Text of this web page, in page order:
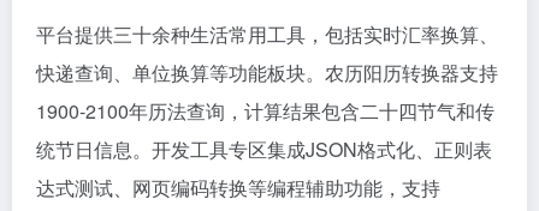
平台提供三十余种生活常用工具，包括实时汇率换算、
快递查询、单位换算等功能板块。农历阳历转换器支持
1900-2100年历法查询，计算结果包含二十四节气和传
统节日信息。开发工具专区集成JSON格式化、正则表
达式测试、网页编码转换等编程辅助功能，支持